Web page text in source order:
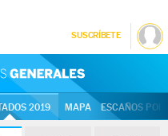
SUSCRÍBETE
2019 MAPA ESCAÑOS